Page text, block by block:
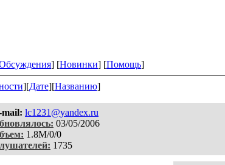
] [Новинки] [Помощь]
][Дате][Названию]
lc1231@yandex.ru
03/05/2006
1.8M/0/0
1735